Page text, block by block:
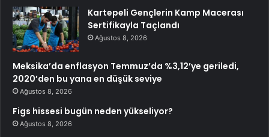
Kartepeli Gençlerin Kamp Macerası
Sertifikayla Taçlandı
Ağustos 8, 2026
Meksika’da enflasyon Temmuz’da %3,12’ye geriledi,
2020’den bu yana en düşük seviye
Ağustos 8, 2026
Figs hissesi bugün neden yükseliyor?
Ağustos 8, 2026